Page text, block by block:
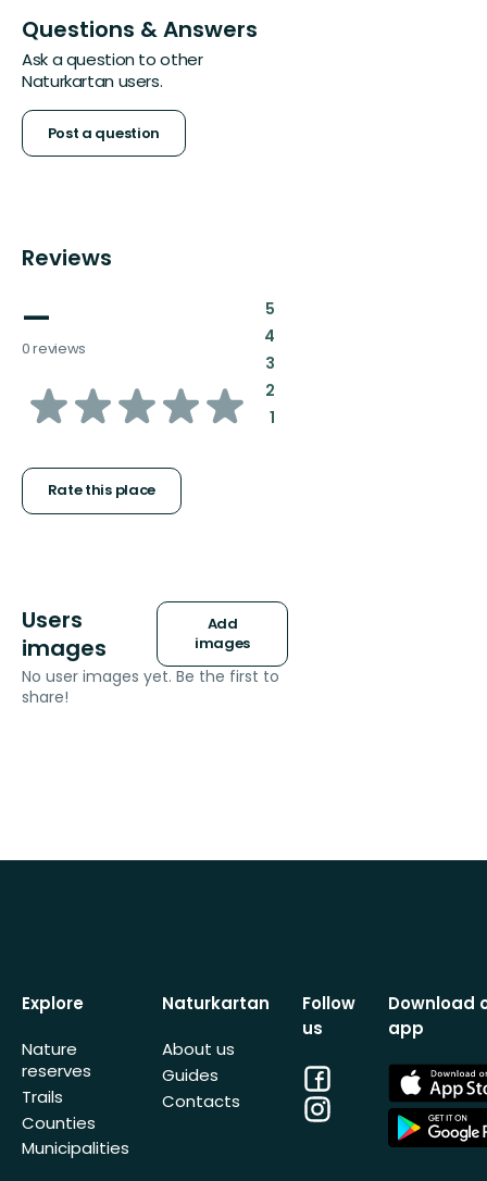
Questions & Answers
Ask a question to other
Naturkartan users.
Post a question
Reviews
—
0 reviews
of
stars
Rate this place
5:
4:
3:
2:
1:
Users
images
Add
images
No user images yet. Be the first to
share!
Explore
Nature
reserves
Trails
Counties
Municipalities
Naturkartan
About us
Guides
Contacts
Follow
us
Facebook
Instagram
Download
app
App
Store
App
Store